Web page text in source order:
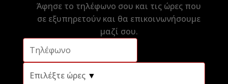
Άφησε το τηλέφωνο σου και τις ώρες που
σε εξυπηρετούν και θα επικοινωνήσουμε
μαζί σου.
Επιλέξτε ώρες ▼